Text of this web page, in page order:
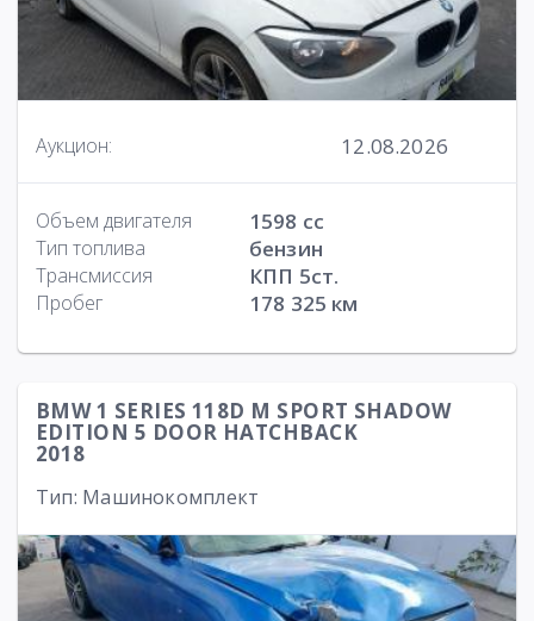
Аукцион: 12.08.2026
Объем двигателя 1598 cc
Тип топлива бензин
Трансмиссия КПП 5ст.
Пробег 178 325 км
BMW 1 SERIES 118D M SPORT SHADOW
EDITION 5 DOOR HATCHBACK
2018
Тип: Машинокомплект